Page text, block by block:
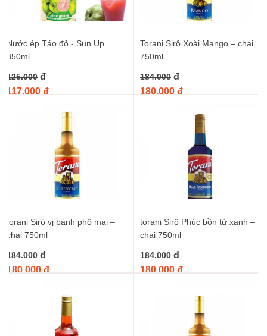
Nước ép Táo đỏ - Sun Up
850ml
125.000 đ
117.000 đ
Torani Sirô Xoài Mango – chai
750ml
184.000 đ
180.000 đ
torani Sirô vị bánh phô mai –
chai 750ml
184.000 đ
180.000 đ
torani Sirô Phúc bồn tử xanh –
chai 750ml
184.000 đ
180.000 đ